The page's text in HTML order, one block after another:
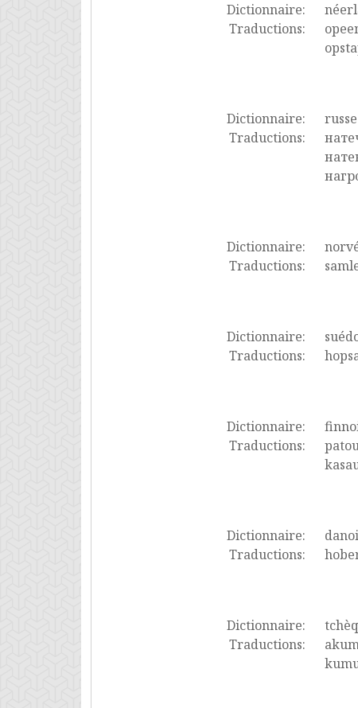
Dictionnaire:
Traductions:
Dictionnaire:
russe
Traductions:
Dictionnaire:
Traductions:
Dictionnaire:
Traductions:
Dictionnaire:
Traductions:
Dictionnaire:
Traductions:
Dictionnaire:
Traductions: